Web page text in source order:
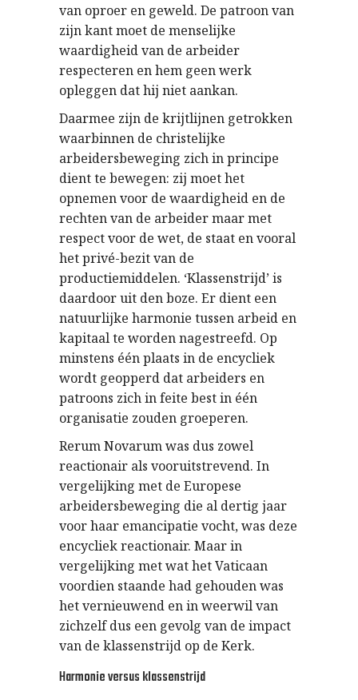
van oproer en geweld. De patroon van
zijn kant moet de menselijke
waardigheid van de arbeider
respecteren en hem geen werk
opleggen dat hij niet aankan.
Daarmee zijn de krijtlijnen getrokken
waarbinnen de christelijke
arbeidersbeweging zich in principe
dient te bewegen: zij moet het
opnemen voor de waardigheid en de
rechten van de arbeider maar met
respect voor de wet, de staat en vooral
het privé-bezit van de
productiemiddelen. ‘Klassenstrijd’ is
daardoor uit den boze. Er dient een
natuurlijke harmonie tussen arbeid en
kapitaal te worden nagestreefd. Op
minstens één plaats in de encycliek
wordt geopperd dat arbeiders en
patroons zich in feite best in één
organisatie zouden groeperen.
Rerum Novarum was dus zowel
reactionair als vooruitstrevend. In
vergelijking met de Europese
arbeidersbeweging die al dertig jaar
voor haar emancipatie vocht, was deze
encycliek reactionair. Maar in
vergelijking met wat het Vaticaan
voordien staande had gehouden was
het vernieuwend en in weerwil van
zichzelf dus een gevolg van de impact
van de klassenstrijd op de Kerk.
Harmonie versus klassenstrijd